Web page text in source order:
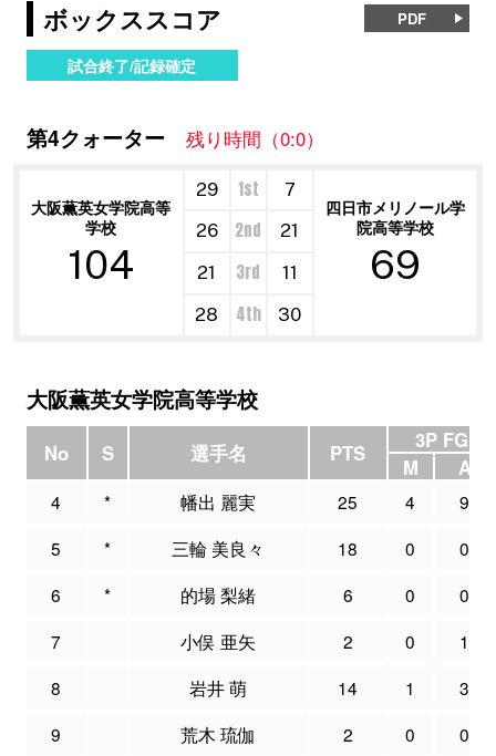
ボックススコア PDF
試合終了/記録確定
第4クォーター 残り時間（0:0）
大阪薫英女学院高等
学校
104
29 1st 7
四日市メリノール学
院高等学校
69
26 2nd
21
21
3rd
11
28
4th 30
大阪薫英女学院高等学校
No S 選手名 PTS
3P FG
M
A
4 * 幡出 麗実 25 4
9
5
* 三輪 美良々 18 0
0
6
* 的場 梨緒 6 0
0
7
小俣 亜矢 2 0
1
8
岩井 萌 14 1
3
9
荒木 琉伽 2 0
0